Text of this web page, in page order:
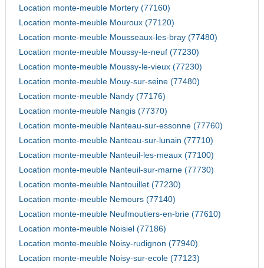
Location monte-meuble Mortery (77160)
Location monte-meuble Mouroux (77120)
Location monte-meuble Mousseaux-les-bray (77480)
Location monte-meuble Moussy-le-neuf (77230)
Location monte-meuble Moussy-le-vieux (77230)
Location monte-meuble Mouy-sur-seine (77480)
Location monte-meuble Nandy (77176)
Location monte-meuble Nangis (77370)
Location monte-meuble Nanteau-sur-essonne (77760)
Location monte-meuble Nanteau-sur-lunain (77710)
Location monte-meuble Nanteuil-les-meaux (77100)
Location monte-meuble Nanteuil-sur-marne (77730)
Location monte-meuble Nantouillet (77230)
Location monte-meuble Nemours (77140)
Location monte-meuble Neufmoutiers-en-brie (77610)
Location monte-meuble Noisiel (77186)
Location monte-meuble Noisy-rudignon (77940)
Location monte-meuble Noisy-sur-ecole (77123)